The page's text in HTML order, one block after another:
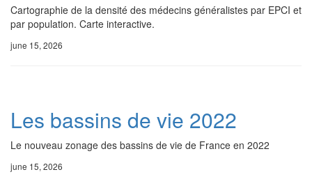
Cartographie de la densité des médecins généralistes par EPCI et
par population. Carte interactive.
june 15, 2026
Les bassins de vie 2022
Le nouveau zonage des bassins de vie de France en 2022
june 15, 2026